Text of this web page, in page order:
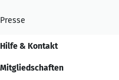
Presse
Hilfe & Kontakt
Mitgliedschaften